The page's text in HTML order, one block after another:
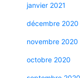
janvier 2021
décembre 2020
novembre 2020
octobre 2020